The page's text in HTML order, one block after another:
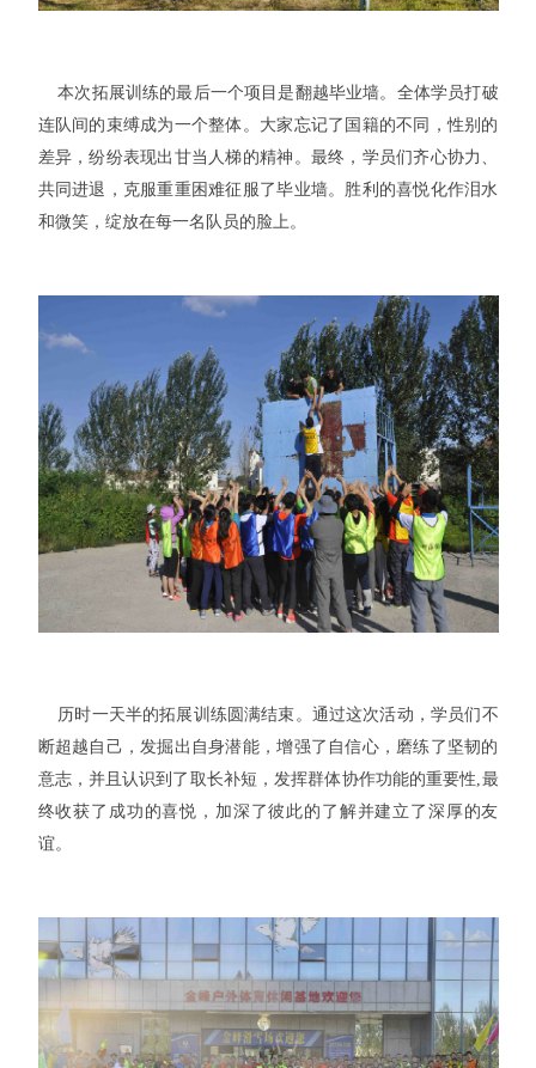
本次拓展训练的最后一个项目是翻越毕业墙。全体学员打破
连队间的束缚成为一个整体。大家忘记了国籍的不同，性别的
差异，纷纷表现出甘当人梯的精神。最终，学员们齐心协力、
共同进退，克服重重困难征服了毕业墙。胜利的喜悦化作泪水
和微笑，绽放在每一名队员的脸上。
历时一天半的拓展训练圆满结束。通过这次活动，学员们不
断超越自己，发掘出自身潜能，增强了自信心，磨练了坚韧的
意志，并且认识到了取长补短，发挥群体协作功能的重要性 最
终收获了成功的喜悦，加深了彼此的了解并建立了深厚的友
谊。